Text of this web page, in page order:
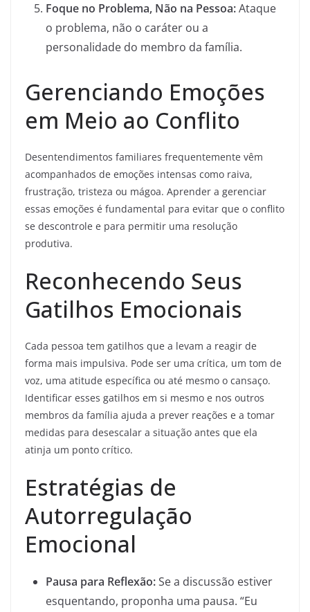
Foque no Problema, Não na Pessoa:Ataque
o problema, não o caráter ou a
personalidade do membro da família.
Gerenciando Emoções
em Meio ao Conflito
Desentendimentos familiares frequentemente vêm
acompanhados de emoções intensas como raiva,
frustração, tristeza ou mágoa. Aprender a gerenciar
essas emoções é fundamental para evitar que o conflito
se descontrole e para permitir uma resolução
produtiva.
Reconhecendo Seus
Gatilhos Emocionais
Cada pessoa tem gatilhos que a levam a reagir de
forma mais impulsiva. Pode ser uma crítica, um tom de
voz, uma atitude específica ou até mesmo o cansaço.
Identificar esses gatilhos em si mesmo e nos outros
membros da família ajuda a prever reações e a tomar
medidas para desescalar a situação antes que ela
atinja um ponto crítico.
Estratégias de
Autorregulação
Emocional
Pausa para Reflexão:Se a discussão estiver
esquentando, proponha uma pausa. “Eu